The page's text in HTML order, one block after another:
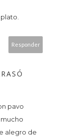
Responder
pavo
alegro de